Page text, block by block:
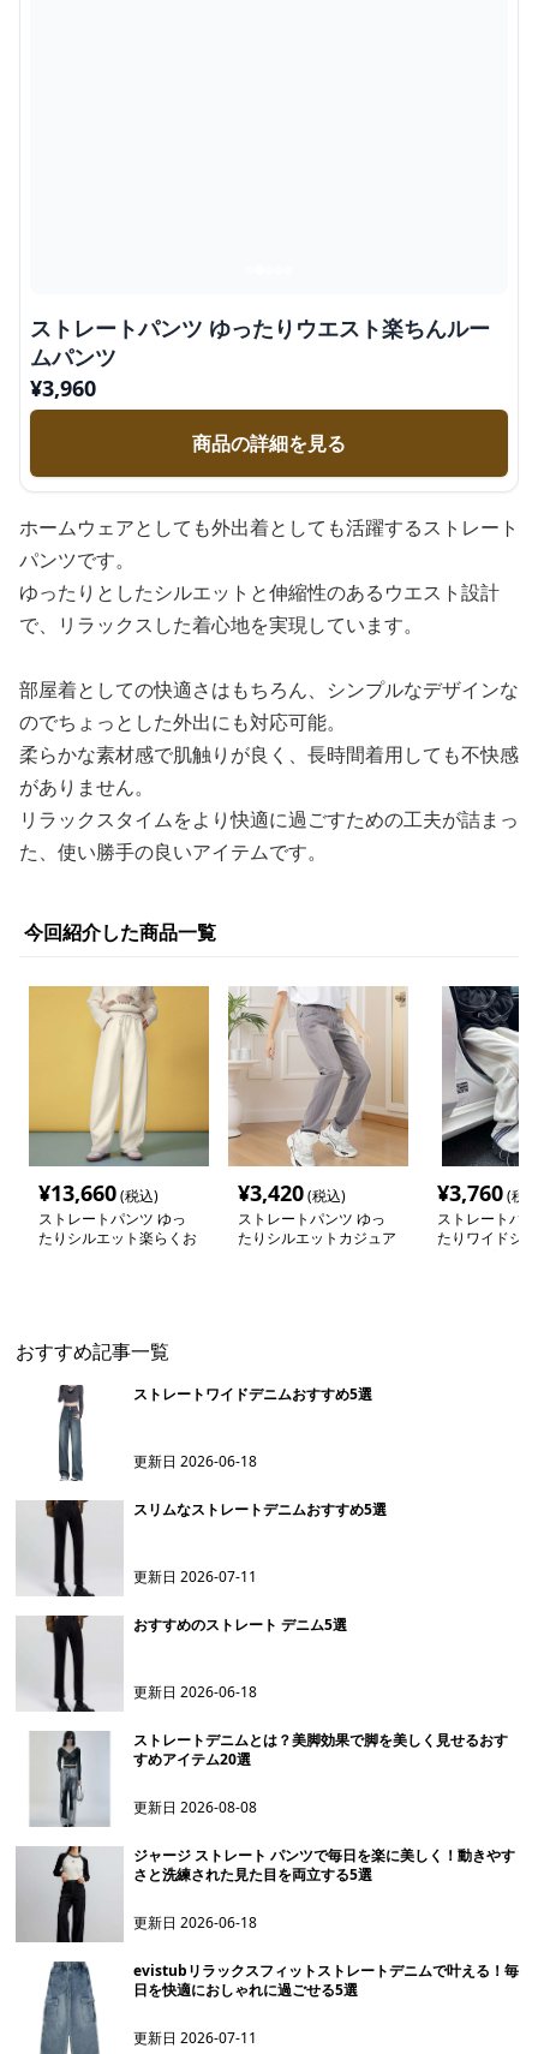
ストレートパンツ ゆったりウエスト楽ちんルー
ムパンツ
¥3,960
商品の詳細を見る
ホームウェアとしても外出着としても活躍するストレート
パンツです。
ゆったりとしたシルエットと伸縮性のあるウエスト設計
で、リラックスした着心地を実現しています。
部屋着としての快適さはもちろん、シンプルなデザインな
のでちょっとした外出にも対応可能。
柔らかな素材感で肌触りが良く、長時間着用しても不快感
がありません。
リラックスタイムをより快適に過ごすための工夫が詰まっ
た、使い勝手の良いアイテムです。
今回紹介した商品一覧
¥13,660(税込)
ストレートパンツ ゆっ
たりシルエット楽らくお
¥3,420(税込)
ストレートパンツ ゆっ
たりシルエットカジュア
¥3,760(税
ストレートパ
たりワイドシ
おすすめ記事一覧
ストレートワイドデニムおすすめ5選
更新日2026-06-18
スリムなストレートデニムおすすめ5選
更新日2026-07-11
おすすめのストレート デニム5選
更新日2026-06-18
ストレートデニムとは？美脚効果で脚を美しく見せるおす
すめアイテム20選
更新日2026-08-08
ジャージ ストレート パンツで毎日を楽に美しく！動きやす
さと洗練された見た目を両立する5選
更新日2026-06-18
evistubリラックスフィットストレートデニムで叶える！毎
日を快適におしゃれに過ごせる5選
更新日2026-07-11